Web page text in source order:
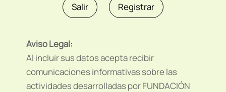
Aviso Legal:
Al incluir sus datos acepta recibir
comunicaciones informativas sobre las
actividades desarrolladas por FUNDACIÓN